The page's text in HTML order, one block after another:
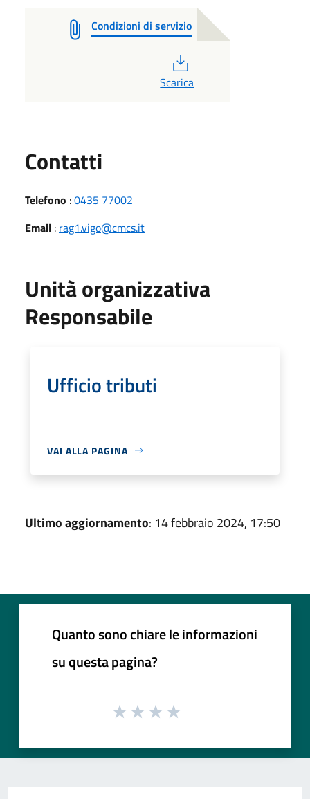
Condizioni di servizio
Scarica
Contatti
Telefono :0435 77002
Email : rag1.vigo@cmcs.it
Unità organizzativa
Responsabile
Ufficio tributi
VAI ALLA PAGINA
Ultimo aggiornamento: 14 febbraio 2024, 17:50
Quanto sono chiare le informazioni
su questa pagina?